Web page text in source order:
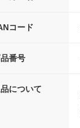
コード
番号
について